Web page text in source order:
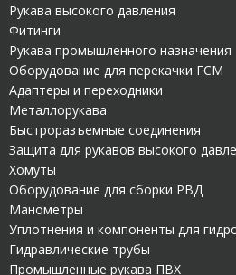
Рукава высокого давления
Фитинги
Рукава промышленного назначения
Оборудование для перекачки ГСМ
Адаптеры и переходники
Металлорукава
Быстроразъемные соединения
Защита для рукавов высокого
Хомуты
Оборудование для сборки РВД
Манометры
Уплотнения и компоненты для
Гидравлические трубы
Промышленные рукава ПВХ